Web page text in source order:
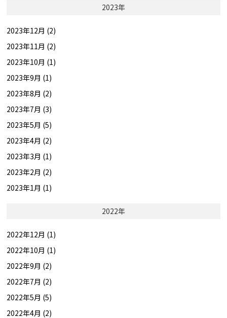
2023年
2023年12月 (2)
2023年11月 (2)
2023年10月 (1)
2023年9月 (1)
2023年8月 (2)
2023年7月 (3)
2023年5月 (5)
2023年4月 (2)
2023年3月 (1)
2023年2月 (2)
2023年1月 (1)
2022年
2022年12月 (1)
2022年10月 (1)
2022年9月 (2)
2022年7月 (2)
2022年5月 (5)
2022年4月 (2)